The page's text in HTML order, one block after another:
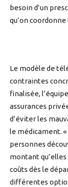
besoin d’un
qu’on coordonne
Le modèle de
contraintes
finalisée,
assurances
d’éviter les
le médicament.
personnes
montant
coûts dès le
différentes